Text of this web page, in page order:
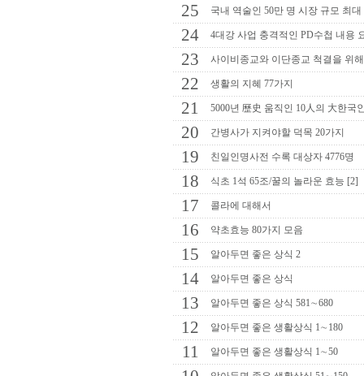
25 국내 역술인 50만 명 시장 규모 최
24 4대강 사업 충격적인 PD수첩 내용
23 사이비종교와 이단종교 척결을 위
22 생활의 지혜 77가지
21 5000년 歷史 움직인 10人의 大한국
20 간병사가 지켜야할 덕목 20가지
19 친일인명사전 수록 대상자 4776명
18 식초 1석 65조/꿀의 놀라운 효능 [2]
17 콜라에 대해서
16 약초효능 80가지 모음
15 알아두면 좋은 상식 2
14 알아두면 좋은 상식
13 알아두면 좋은 상식 581∼680
12 알아두면 좋은 생활상식 1∼180
11 알아두면 좋은 생활상식 1∼50